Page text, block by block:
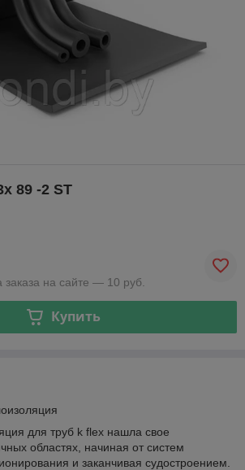
89 -2 ST
на сайте — 10 руб.
Купить
для труб k flex нашла свое
областях, начиная от систем
и заканчивая судостроением.